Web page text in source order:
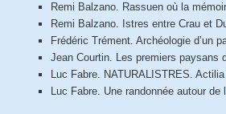
Remi Balzano. Rassuen où la
Remi Balzano. Istres entre Crau et
Frédéric Trément. Archéologie d’un
Jean Courtin. Les premiers paysans
Luc Fabre. NATURALISTRES.
Luc Fabre. Une randonnée autour de